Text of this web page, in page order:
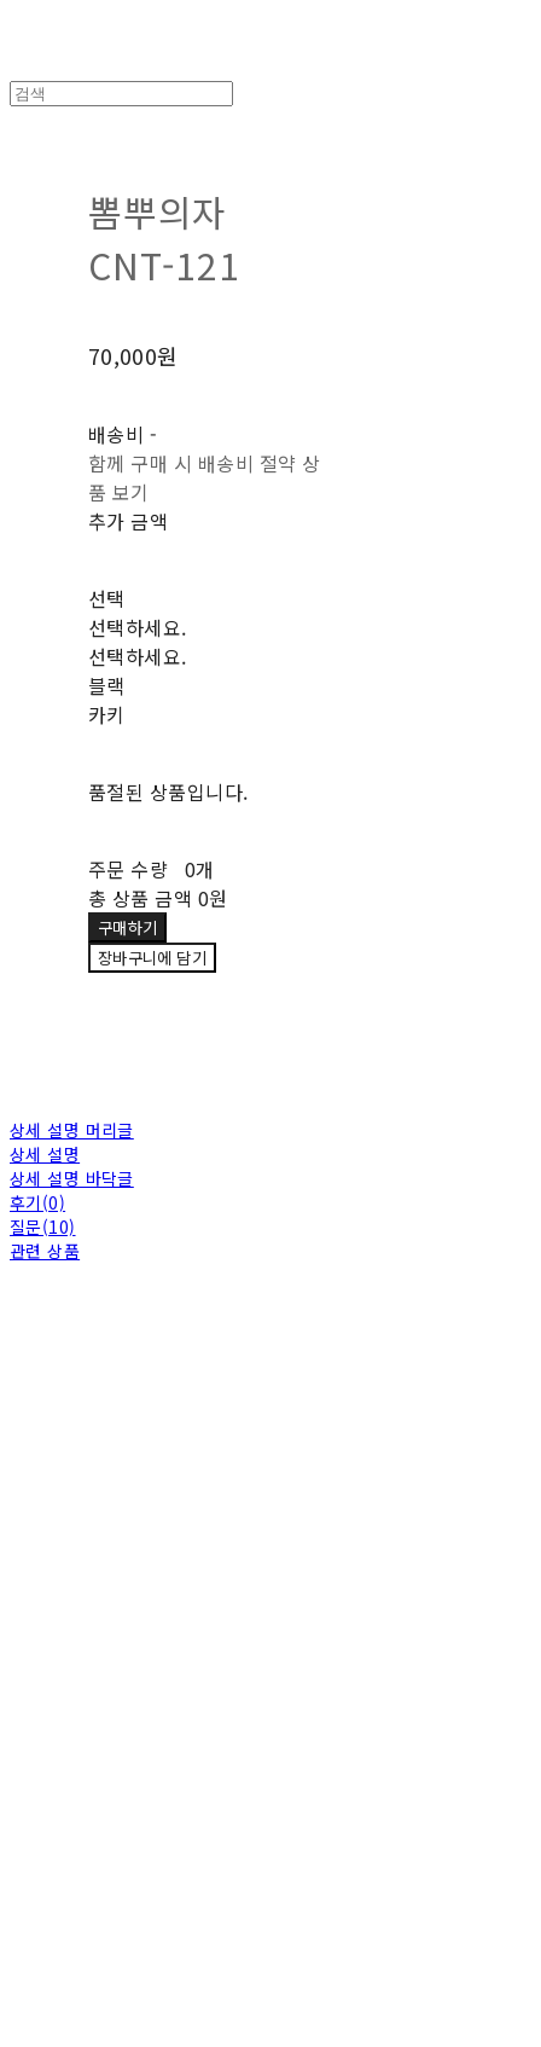
뽐뿌의자
CNT-121
70,000원
배송비 -
함께 구매 시 배송비 절약 상
품 보기
추가 금액
선택
선택하세요.
선택하세요.
블랙
카키
품절된 상품입니다.
주문 수량 0개
총 상품 금액 0원
구매하기
장바구니에 담기
상세 설명 머리글
상세 설명
상세 설명 바닥글
후기(0)
질문(10)
관련 상품